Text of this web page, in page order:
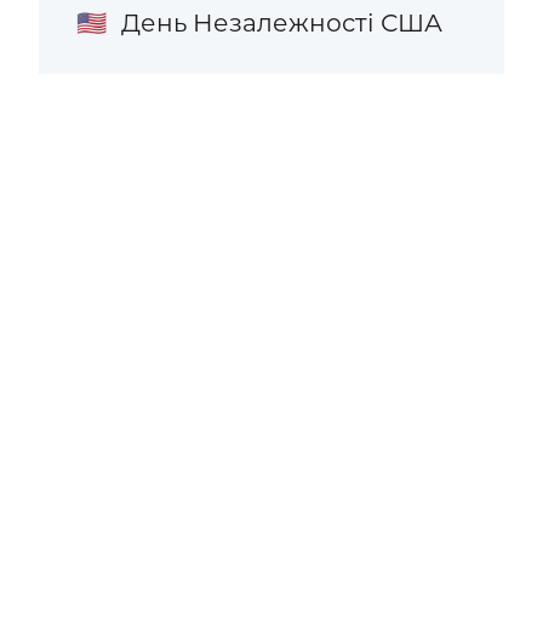
🇺🇸 День Незалежності США